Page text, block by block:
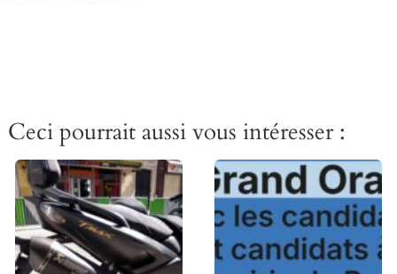
Ceci pourrait aussi vous intéresser :